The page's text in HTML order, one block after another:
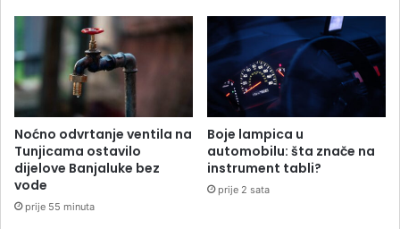
Noćno odvrtanje ventila na
Tunjicama ostavilo
dijelove Banjaluke bez
vode
prije 55 minuta
Boje lampica u
automobilu: šta znače na
instrument tabli?
prije 2 sata